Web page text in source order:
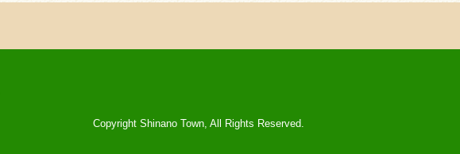
Copyright Shinano Town, All Rights Reserved.